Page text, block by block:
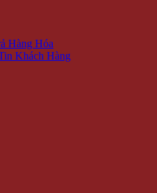
Hàng Hóa
Khách Hàng